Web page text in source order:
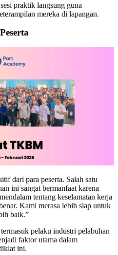
praktik langsung guna
mereka di lapangan.
dari para peserta. Salah satu
ini sangat bermanfaat karena
tentang keselamatan kerja
Kami merasa lebih siap untuk
baik.”
pelaku industri pelabuhan
faktor utama dalam
ini.